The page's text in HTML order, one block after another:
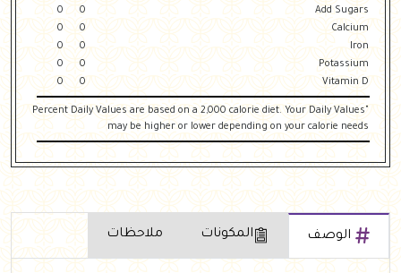
Add Sugars
0
0
Calcium
0
0
Iron
0
0
Potassium
0
0
Vitamin D
0
0
"Percent Daily Values are based on a 2,000 calorie diet. Your Daily Values
may be higher or lower depending on your calorie needs
الوصف المكونات ملاحظات